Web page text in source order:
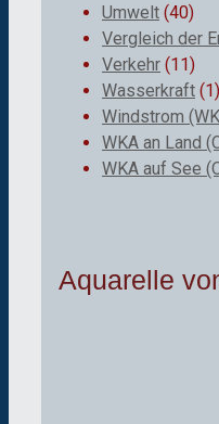
Umwelt (40)
Vergleich der
Verkehr (11)
Wasserkraft (1)
Windstrom
WKA an Land
WKA auf See
Aquarelle